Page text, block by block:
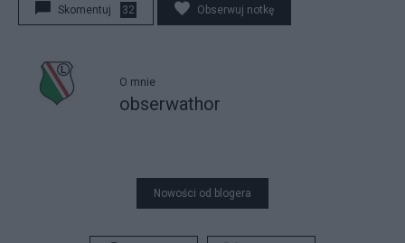
Skomentuj 32 Obserwuj notkę
O mnie
obserwathor
Nowości od blogera